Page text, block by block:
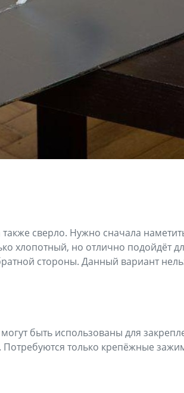
сверло. Нужно сначала
хлопотный, но отлично подойдёт
стороны. Данный вариант
быть использованы для
только крепёжные